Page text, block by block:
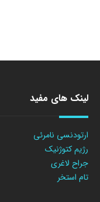
لینک های مفید
ارتودنسی نامرئی
رژیم کتوژنیک
جراح لاغری
تام استخر